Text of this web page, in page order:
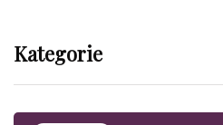
Kategorie